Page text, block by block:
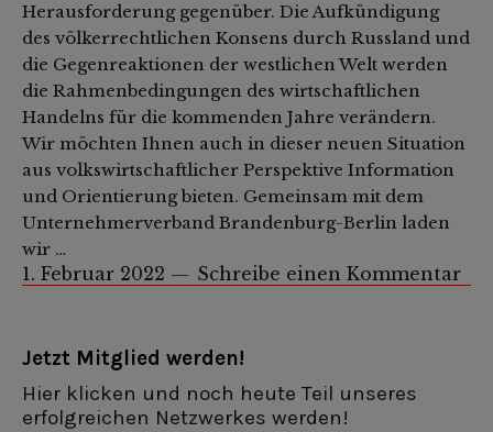
Herausforderung gegenüber. Die Aufkündigung
des völkerrechtlichen Konsens durch Russland und
die Gegenreaktionen der westlichen Welt werden
die Rahmenbedingungen des wirtschaftlichen
Handelns für die kommenden Jahre verändern.
Wir möchten Ihnen auch in dieser neuen Situation
aus volkswirtschaftlicher Perspektive Information
und Orientierung bieten. Gemeinsam mit dem
Unternehmerverband Brandenburg-Berlin laden
wir …
1. Februar 2022 Schreibe einen Kommentar
Jetzt Mitglied werden!
Hier klicken und noch heute Teil unseres
erfolgreichen Netzwerkes werden!